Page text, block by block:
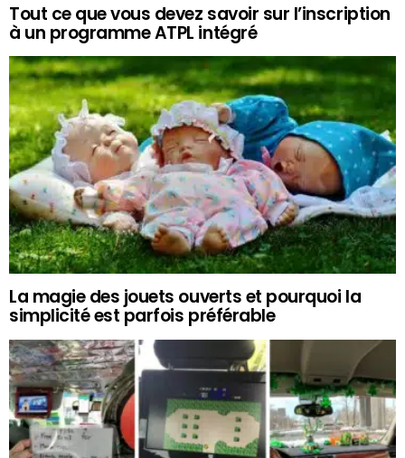
Tout ce que vous devez savoir sur l’inscription
à un programme ATPL intégré
La magie des jouets ouverts et pourquoi la
simplicité est parfois préférable